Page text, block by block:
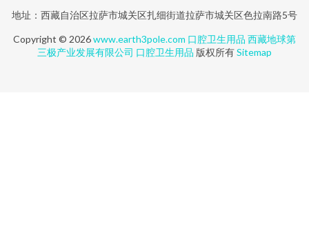
地址：西藏自治区拉萨市城关区扎细街道拉萨市城关区色拉南路5号
Copyright © 2026www.earth3pole.com 口腔卫生用品 西藏地球第
三极产业发展有限公司 口腔卫生用品 版权所有Sitemap